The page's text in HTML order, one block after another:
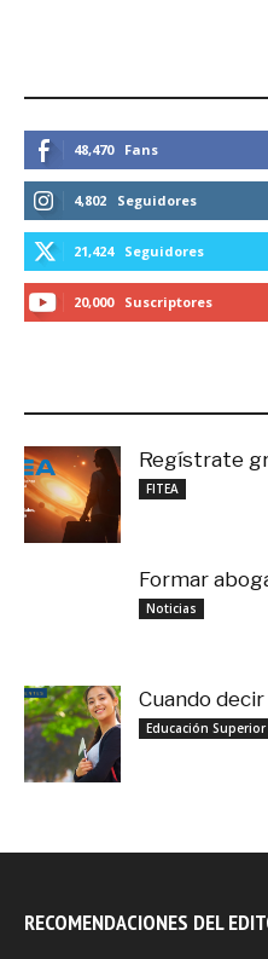
48,470 Fans
4,802 Seguidores
21,424 Seguidores
20,000 Suscriptores
Regístrate
FITEA
Formar
Noticias
Cuando
Educación Superior
RECOMENDACIONES DEL